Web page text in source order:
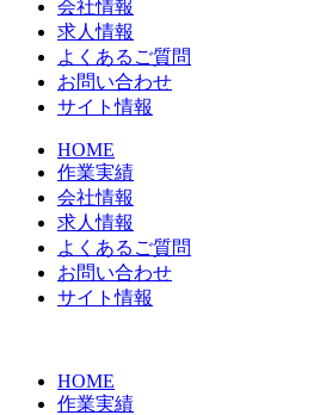
会社情報
求人情報
よくあるご質問
お問い合わせ
サイト情報
HOME
作業実績
会社情報
求人情報
よくあるご質問
お問い合わせ
サイト情報
HOME
作業実績